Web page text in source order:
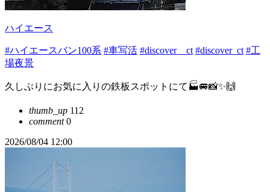
ハイエース
#ハイエースバン100系 #車写活 #discover＿ct #discover_ct #工
場夜景
久しぶりにお気に入りの鉄板スポットにて🏭🚐📸✨🙌
thumb_up 112
comment0
2026/08/04 12:00